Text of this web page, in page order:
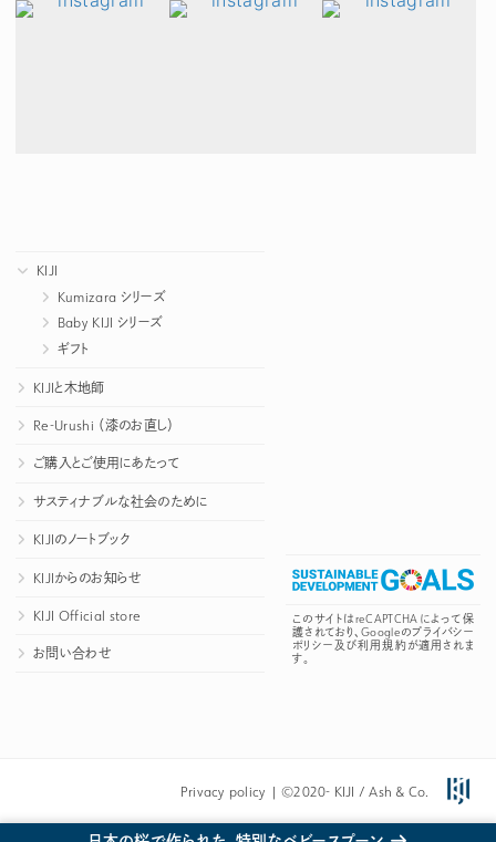
KIJI
Kumizara シリーズ
Baby KIJI シリーズ
ギフト
KIJIと木地師
Re-Urushi （漆のお直し）
ご購入とご使用にあたって
サスティナブルな社会のために
KIJIのノートブック
KIJIからのお知らせ
KIJI Official store
お問い合わせ
このサイトはreCAPTCHAによって保
護されており、Googleのプライバシー
ポリシー及び利用規約が適用されま
す。
Privacy policy | ©2020- KIJI /Ash & Co.